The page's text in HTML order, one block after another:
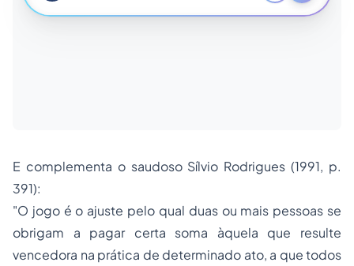
E complementa o saudoso Sílvio Rodrigues (1991, p.
391):
"O jogo é o ajuste pelo qual duas ou mais pessoas se
obrigam a pagar certa soma àquela que resulte
vencedora na prática de determinado ato, a que todos